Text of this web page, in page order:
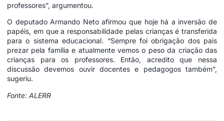
professores”, argumentou.
O deputado Armando Neto afirmou que hoje há a inversão de
papéis, em que a responsabilidade pelas crianças é transferida
para o sistema educacional. “Sempre foi obrigação dos pais
prezar pela família e atualmente vemos o peso da criação das
crianças para os professores. Então, acredito que nessa
discussão devemos ouvir docentes e pedagogos também”,
sugeriu.
Fonte: ALERR